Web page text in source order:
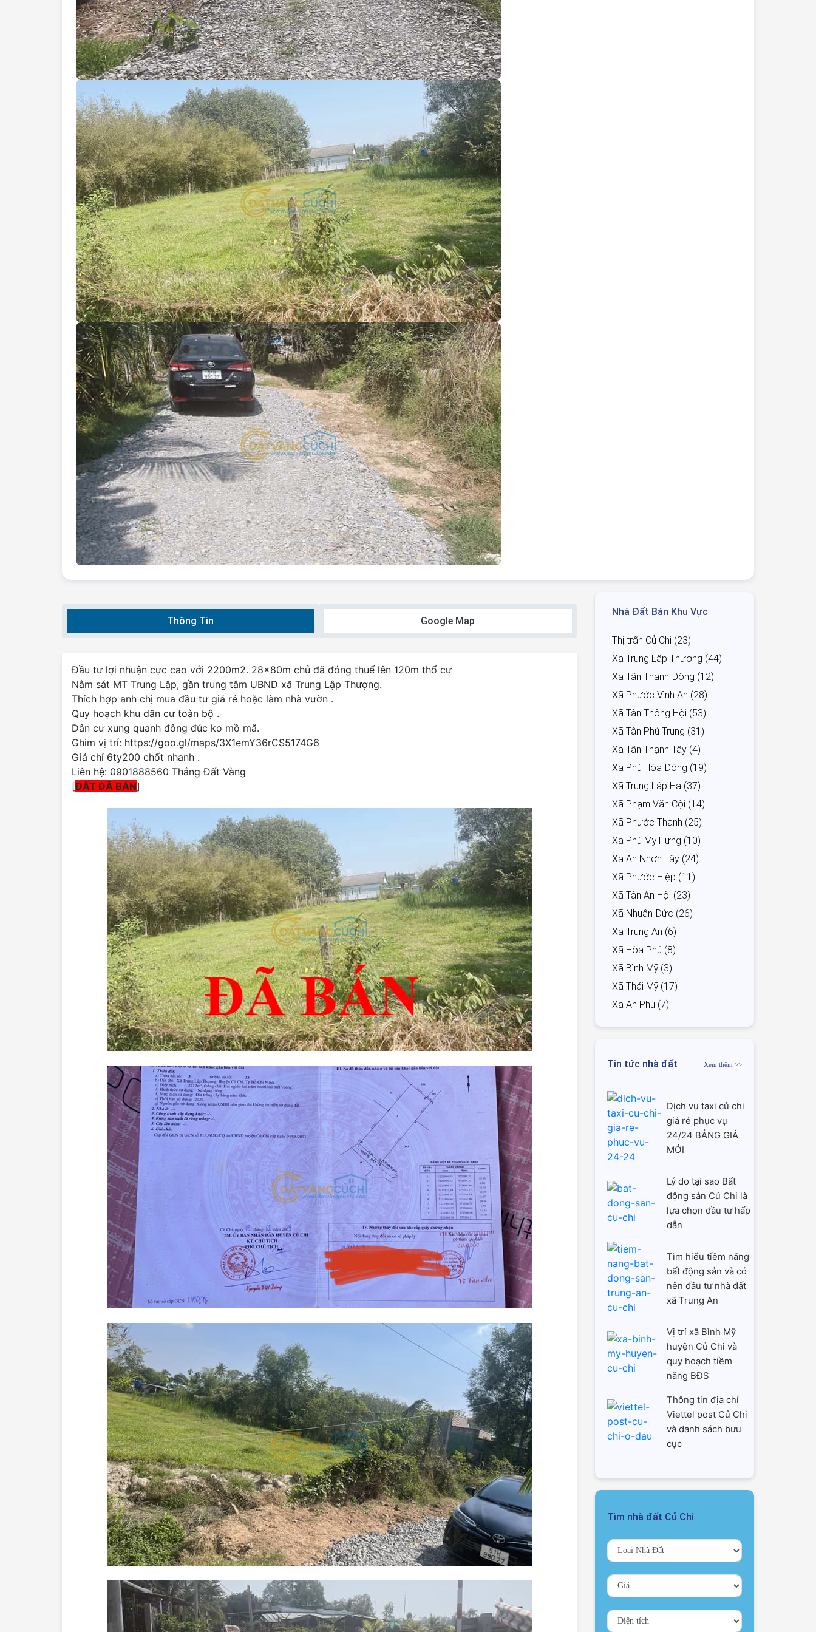
Thông Tin Google Map
Đầu tư lợi nhuận cực cao với 2200m2. 28x80m chủ đã đóng thuế lên 120m thổ cư
Nằm sát MT Trung Lập, gần trung tâm UBND xã Trung Lập Thượng.
Thích hợp anh chị mua đầu tư giá rẻ hoặc làm nhà vườn .
Quy hoạch khu dân cư toàn bộ .
Dân cư xung quanh đông đúc ko mồ mã.
Ghim vị trí: https://goo.gl/maps/3X1emY36rCS5174G6
Giá chỉ 6ty200 chốt nhanh .
Liên hệ: 0901888560 Thắng Đất Vàng
[ĐẤT ĐÃ BÁN]
Nhà Đất Bán Khu Vực
Thị trấn Củ Chi (23)
Xã Trung Lập Thượng (44)
Xã Tân Thạnh Đông (12)
Xã Phước Vĩnh An (28)
Xã Tân Thông Hội (53)
Xã Tân Phú Trung (31)
Xã Tân Thạnh Tây (4)
Xã Phú Hòa Đông (19)
Xã Trung Lập Hạ (37)
Xã Phạm Văn Cội (14)
Xã Phước Thạnh (25)
Xã Phú Mỹ Hưng (10)
Xã An Nhơn Tây (24)
Xã Phước Hiệp (11)
Xã Tân An Hội (23)
Xã Nhuận Đức (26)
Xã Trung An (6)
Xã Hòa Phú (8)
Xã Bình Mỹ (3)
Xã Thái Mỹ (17)
Xã An Phú (7)
Tin tức nhà đất Xem thêm >>
Dịch vụ taxi củ chi
giá rẻ phục vụ
24/24 BẢNG GIÁ
MỚI
Lý do tại sao Bất
động sản Củ Chi là
lựa chọn đầu tư hấp
dẫn
Tìm hiểu tiềm năng
bất động sản và có
nên đầu tư nhà đất
xã Trung An
Vị trí xã Bình Mỹ
huyện Củ Chi và
quy hoạch tiềm
năng BĐS
Thông tin địa chỉ
Viettel post Củ Chi
và danh sách bưu
cục
Tìm nhà đất Củ Chi